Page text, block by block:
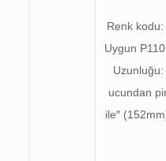
Renk
Uygun
ucundan
ile″